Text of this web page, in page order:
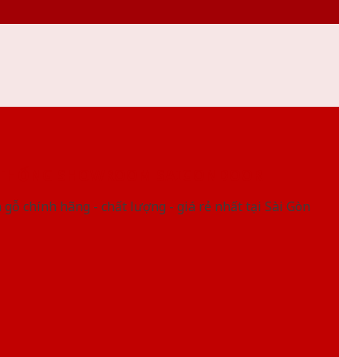
gỗ chính hãng - chất lượng - giá rẻ nhất tại Sài Gòn